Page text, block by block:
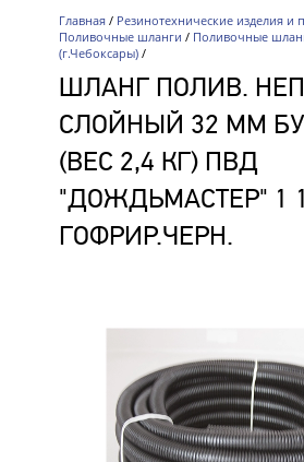
Главная/ Резинотехнические изделия
Поливочные шланги / Поливочные
(г.Чебоксары)/
ШЛАНГ ПОЛИВ.
СЛОЙНЫЙ 32 ММ
(ВЕС 2,4 КГ) ПВД
"ДОЖДЬМАСТЕР" 1
ГОФРИР.ЧЕРН.